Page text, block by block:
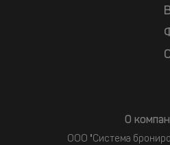
О
ООО "Система